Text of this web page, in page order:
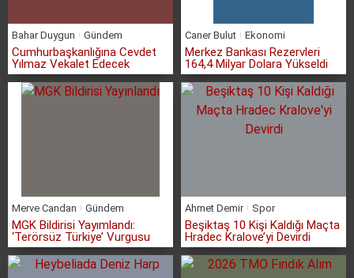
Bahar Duygun Gündem
Cumhurbaşkanlığına Cevdet
Yılmaz Vekalet Edecek
Caner Bulut Ekonomi
Merkez Bankası Rezervleri
164,4 Milyar Dolara Yükseldi
Merve Candan Gündem
MGK Bildirisi Yayımlandı:
‘Terörsüz Türkiye’ Vurgusu
Ahmet Demir Spor
Beşiktaş 10 Kişi Kaldığı Maçta
Hradec Kralove’yi Devirdi